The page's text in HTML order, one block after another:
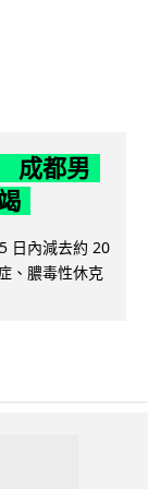
成都男
日內減去約 20
、膿毒性休克